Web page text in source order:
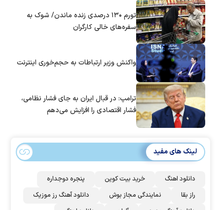
تورم ۱۳۰ درصدی زنده ماندن/ شوک به
سفره‌های خالی کارگران
واکنش وزیر ارتباطات به حجم‌خوری اینترنت
ترامپ: در قبال ایران به جای فشار نظامی،
فشار اقتصادی را افزایش می‌دهم
لینک های مفید
دانلود اهنگ خرید بیت کوین
پنجره دوجداره
راز بقا
نمایندگی مجاز بوش
دانلود آهنگ رز‌ موزیک